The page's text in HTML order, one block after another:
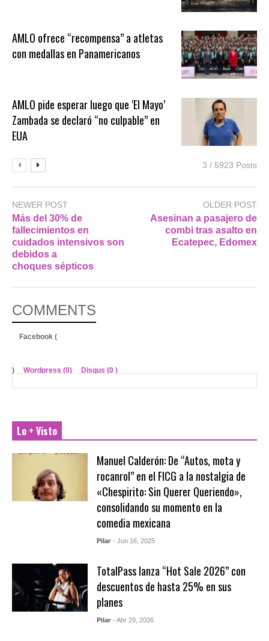
AMLO ofrece “recompensa” a atletas
con medallas en Panamericanos
AMLO pide esperar luego que ‘El Mayo’
Zambada se declaró “no culpable” en
EUA
3 / 5923 Posts
NEWER POST
Más del 30% de
fallecimientos en
cuidados intensivos son
debidos a
choques sépticos
OLDER POST
Asesinan a pasajero de
combi tras asalto en
Ecatepec, Edomex
COMMENTS
Facebook (
) Wordpress (0) Disqus (0 )
Lo + Visto
Manuel Calderón: De “Autos, mota y
rocanrol” en el FICG a la nostalgia de
«Chespirito: Sin Querer Queriendo»,
consolidando su momento en la
comedia mexicana
Pilar - Jun 16, 2025
TotalPass lanza “Hot Sale 2026” con
descuentos de hasta 25% en sus
planes
Pilar - Abr 29, 2026